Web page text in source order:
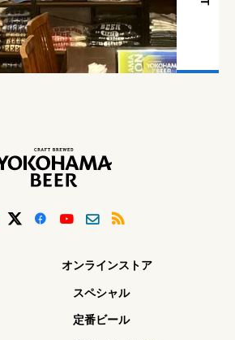
オンラインストア
スペシャル
定番ビール